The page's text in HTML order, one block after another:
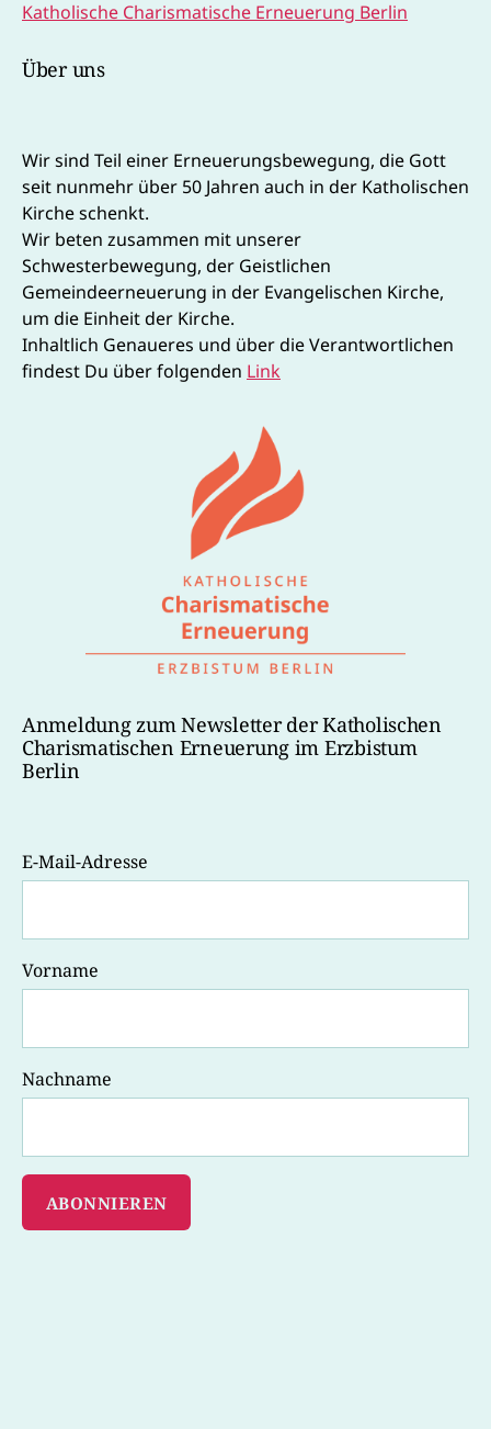
Katholische Charismatische Erneuerung Berlin
Über uns
Wir sind Teil einer Erneuerungsbewegung, die Gott
seit nunmehr über 50 Jahren auch in der Katholischen
Kirche schenkt.
Wir beten zusammen mit unserer
Schwesterbewegung, der Geistlichen
Gemeindeerneuerung in der Evangelischen Kirche,
um die Einheit der Kirche.
Inhaltlich Genaueres und über die Verantwortlichen
findest Du über folgenden Link
Anmeldung zum Newsletter der Katholischen
Charismatischen Erneuerung im Erzbistum
Berlin
E-Mail-Adresse
Vorname
Nachname